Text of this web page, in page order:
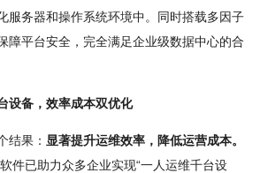
服务器和操作系统环境中。同时搭载多因子
障平台安全，完全满足企业级数据中心的合
设备，效率成本双优化
结果： 显著提升运维效率，降低运营成本。
件已助力众多企业实现“一人运维千台设